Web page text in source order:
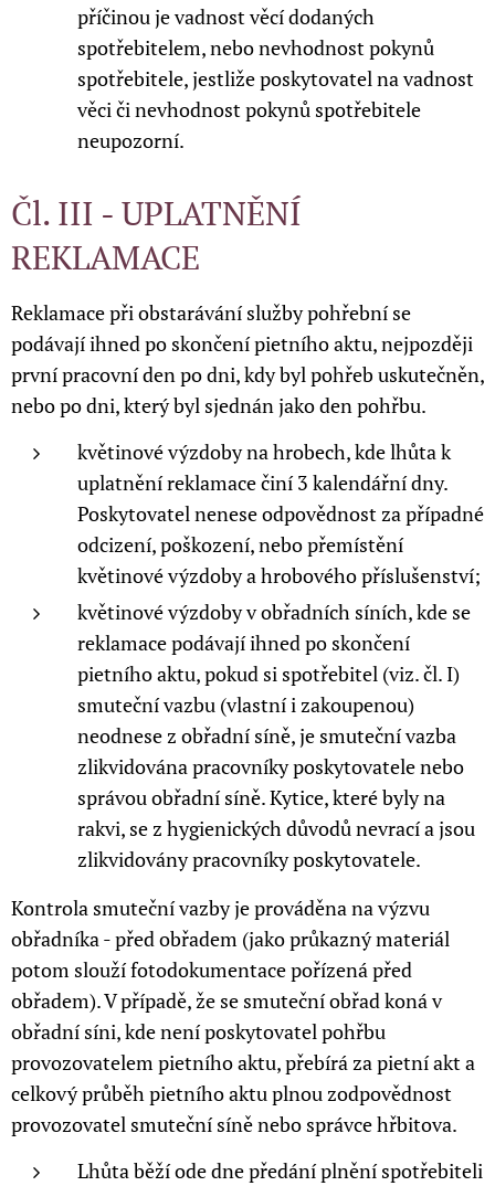
příčinou je vadnost věcí dodaných
spotřebitelem, nebo nevhodnost pokynů
spotřebitele, jestliže poskytovatel na vadnost
věci či nevhodnost pokynů spotřebitele
neupozorní.
Čl. III - UPLATNĚNÍ
REKLAMACE
Reklamace při obstarávání služby pohřební se
podávají ihned po skončení pietního aktu, nejpozději
první pracovní den po dni, kdy byl pohřeb uskutečněn,
nebo po dni, který byl sjednán jako den pohřbu.
květinové výzdoby na hrobech, kde lhůta k
uplatnění reklamace činí 3 kalendářní dny.
Poskytovatel nenese odpovědnost za případné
odcizení, poškození, nebo přemístění
květinové výzdoby a hrobového příslušenství;
květinové výzdoby v obřadních síních, kde se
reklamace podávají ihned po skončení
pietního aktu, pokud si spotřebitel (viz. čl. I)
smuteční vazbu (vlastní i zakoupenou)
neodnese z obřadní síně, je smuteční vazba
zlikvidována pracovníky poskytovatele nebo
správou obřadní síně. Kytice, které byly na
rakvi, se z hygienických důvodů nevrací a jsou
zlikvidovány pracovníky poskytovatele.
Kontrola smuteční vazby je prováděna na výzvu
obřadníka - před obřadem (jako průkazný materiál
potom slouží fotodokumentace pořízená před
obřadem). V případě, že se smuteční obřad koná v
obřadní síni, kde není poskytovatel pohřbu
provozovatelem pietního aktu, přebírá za pietní akt a
celkový průběh pietního aktu plnou zodpovědnost
provozovatel smuteční síně nebo správce hřbitova.
Lhůta běží ode dne předání plnění spotřebiteli